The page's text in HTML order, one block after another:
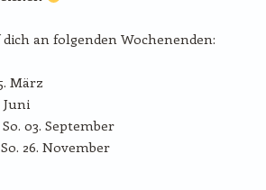
an folgenden Wochenenden:
März
Juni
03. September
26. November